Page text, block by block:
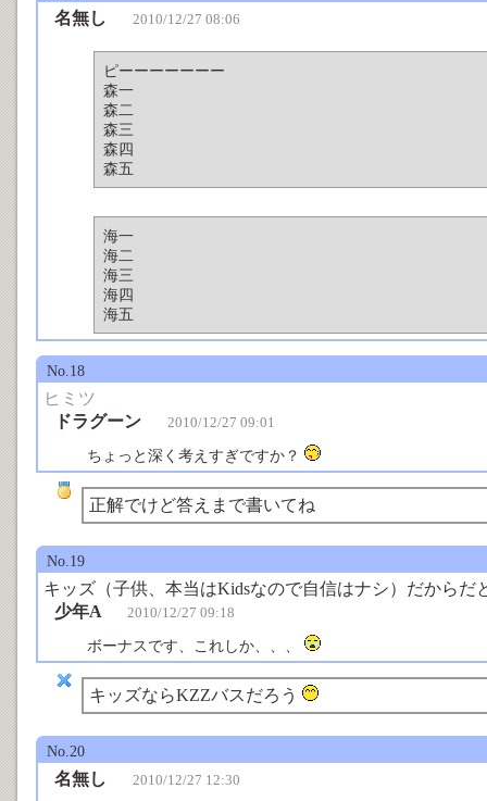
名無し 2010/12/27 08:06
ピーーーーーーー
森一
森二
森三
森四
森五
海一
海二
海三
海四
海五
No.18
ヒミツ
ドラグーン
2010/12/27 09:01
ちょっと深く考えすぎですか？
正解でけど答えまで書いてね
No.19
キッズ（子供、本当はKidsなので自信はナシ）だからだ
少年A
2010/12/27 09:18
ボーナスです、これしか、、、
キッズならKZZバスだろう
No.20
名無し 2010/12/27 12:30